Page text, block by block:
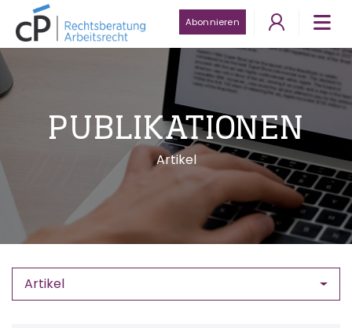
Abonnieren
PUBLIKATIONEN
Artikel
Artikel